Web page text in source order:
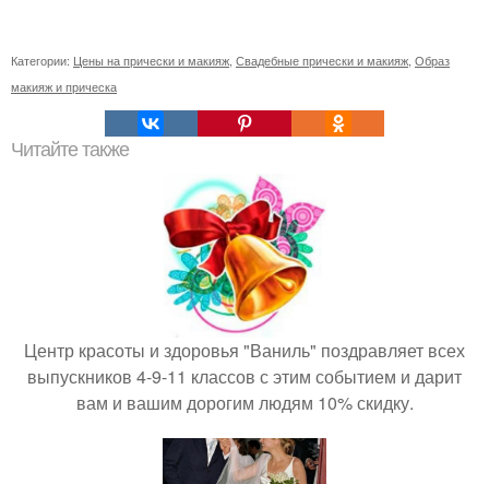
Категории: Цены на прически и макияж Свадебные прически и макияж Образ
макияж и прическа
Читайте также
Центр красоты и здоровья "Ваниль" поздравляет всех
выпускников 4-9-11 классов с этим событием и дарит
вам и вашим дорогим людям 10% скидку.